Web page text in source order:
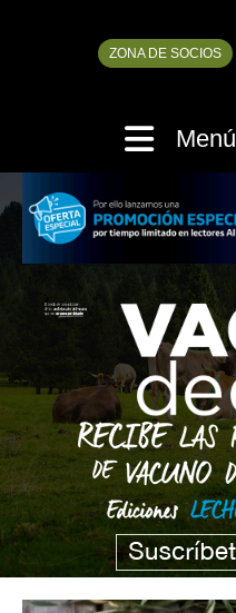
ZONA DE SOCIOS
Menú